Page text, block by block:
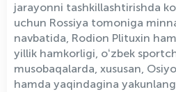
jarayonni tashkillashtirishda
uchun Rossiya tomoniga
navbatida, Rodion Plituxin
yillik hamkorligi, oʻzbek
musobaqalarda, xususan,
hamda yaqindagina